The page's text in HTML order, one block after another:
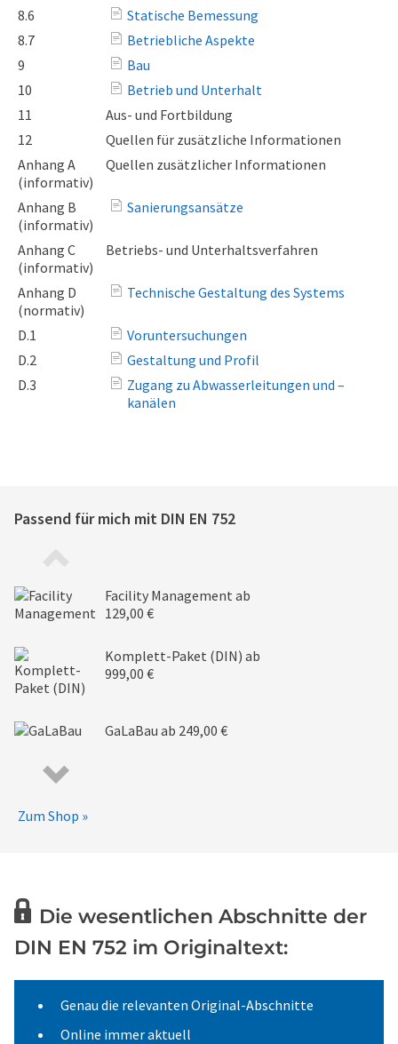
8.6
Statische Bemessung
8.7
Betriebliche Aspekte
9
Bau
10
Betrieb und Unterhalt
11
Aus- und Fortbildung
12
Quellen für zusätzliche Informationen
Anhang A
(informativ)
Quellen zusätzlicher Informationen
Anhang B
(informativ)
Sanierungsansätze
Anhang C
(informativ)
Betriebs- und Unterhaltsverfahren
Anhang D
(normativ)
Technische Gestaltung des Systems
D.1
Voruntersuchungen
D.2
Gestaltung und Profil
D.3
Zugang zu Abwasserleitungen und –
kanälen
Passend für mich mit DIN EN 752
Facility Management ab
129,00 €
Komplett-Paket (DIN) ab
999,00 €
GaLaBau ab 249,00 €
Zum Shop »
Die wesentlichen Abschnitte der
DIN EN 752 im Originaltext:
Genau die relevanten Original-Abschnitte
Online immer aktuell